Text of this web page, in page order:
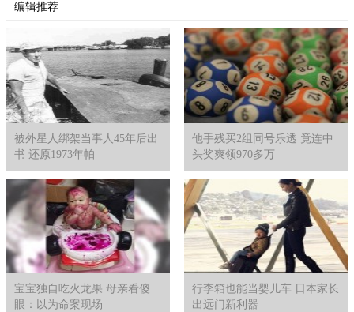
编辑推荐
被外星人绑架当事人45年后出
书 还原1973年帕
他手残买2组同号乐透 竟连中
头奖爽领970多万
宝宝独自吃火龙果 母亲看傻
眼：以为命案现场
行李箱也能当婴儿车 日本家长
出远门新利器